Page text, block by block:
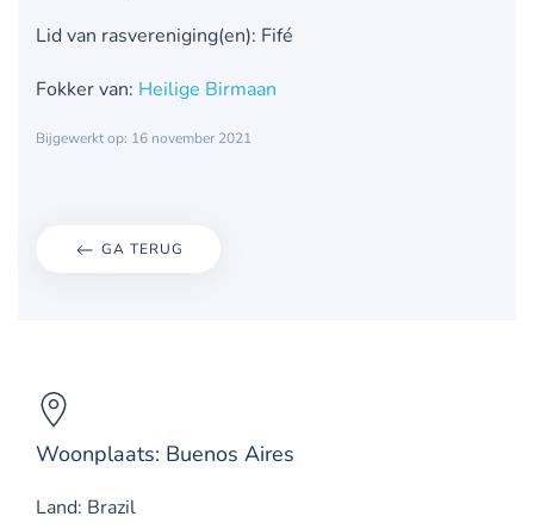
Lid van rasvereniging(en): Fifé
Fokker van: Heilige Birmaan
Bijgewerkt op: 16 november 2021
GA TERUG
Woonplaats: Buenos Aires
Land: Brazil